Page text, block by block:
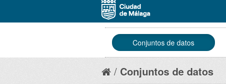
Conjuntos de datos
Conjuntos de datos